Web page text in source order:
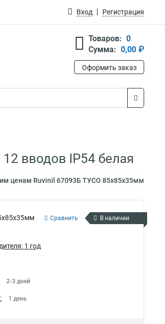
Вход Регистрация
Товаров: 0
Сумма: 0,00 ₽
Оформить заказ
вводов IP54 белая
ценам Ruvinil 67093Б ТУСО 85х85х35мм
Сравнить В наличии
1 год
2-3 дней
1 день